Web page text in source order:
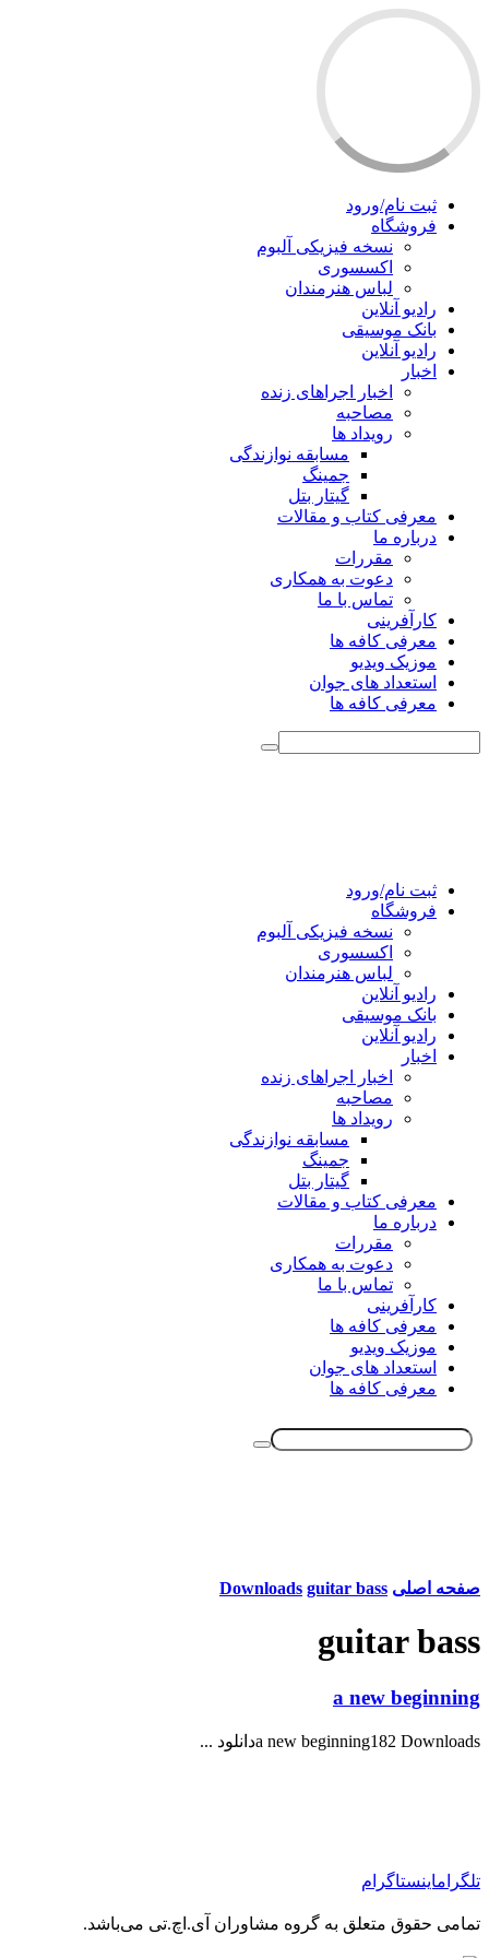
ثبت نام/ورود
فروشگاه
نسخه فیزیکی آلبوم
اکسسوری
لباس هنرمندان
رادیو آنلاین
بانک موسیقی
رادیو آنلاین
اخبار
اخبار اجراهای زنده
مصاحبه
رویداد ها
مسابقه نوازندگی
جمینگ
گیتار بتل
معرفی کتاب و مقالات
درباره ما
مقررات
دعوت به همکاری
تماس با ما
کارآفرینی
معرفی کافه ها
موزیک ویدیو
استعداد های جوان
معرفی کافه ها
ثبت نام/ورود
فروشگاه
نسخه فیزیکی آلبوم
اکسسوری
لباس هنرمندان
رادیو آنلاین
بانک موسیقی
رادیو آنلاین
اخبار
اخبار اجراهای زنده
مصاحبه
رویداد ها
مسابقه نوازندگی
جمینگ
گیتار بتل
معرفی کتاب و مقالات
درباره ما
مقررات
دعوت به همکاری
تماس با ما
کارآفرینی
معرفی کافه ها
موزیک ویدیو
استعداد های جوان
معرفی کافه ها
صفحه اصلی Downloads guitar bass
guitar bass
a new beginning
a new beginning182 Downloadsدانلود ...
تلگراماینستاگرام
تمامی حقوق متعلق به گروه مشاوران آی.اچ.تی می‌باشد.